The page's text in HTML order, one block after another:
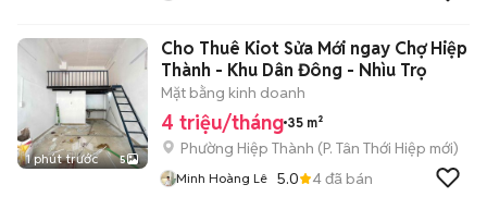
1 phút trước 5
Cho Thuê Kiot Sửa Mới ngay Chợ Hiệp
Thành - Khu Dân Đông - Nhìu Trọ
Mặt bằng kinh doanh
4 triệu/tháng 35 m²
Phường Hiệp Thành (P. Tân Thới Hiệp mới)
Minh Hoàng Lê 5.0 4đã bán